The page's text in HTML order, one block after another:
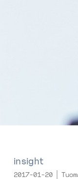
insight
2017-01-20